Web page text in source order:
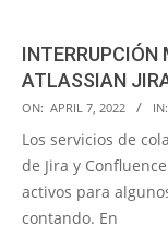
INTERRUPCIÓN
ATLASSIAN
2022-
04-
07
ON: APRIL 7, 2022 IN:
Los servicios de
de Jira y
activos para
contando. En